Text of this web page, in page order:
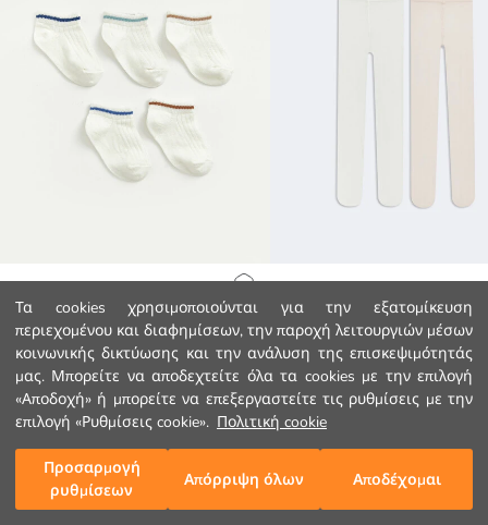
Τα cookies χρησιμοποιούνται για την εξατομίκευση
περιεχομένου και διαφημίσεων, την παροχή λειτουργιών μέσων
κοινωνικής δικτύωσης και την ανάλυση της επισκεψιμότητάς
μας. Μπορείτε να αποδεχτείτε όλα τα cookies με την επιλογή
«Αποδοχή» ή μπορείτε να επεξεργαστείτε τις ρυθμίσεις με την
επιλογή «Ρυθμίσεις cookie». Πολιτική cookie
Προσαρμογή
ρυθμίσεων
Απόρριψη όλων Αποδέχομαι
Αρχική Σελίδα
Κατηγορίες
Το Καλάθι μου
Ριγέ για μωρό αγόρι Κοντές Κάλτσες Αστραγάλου 5 Τεμάχια
2.99 EUR
Καλσόν λεπτό 2-πακέτα για μωρό
2.99 EUR
1 /